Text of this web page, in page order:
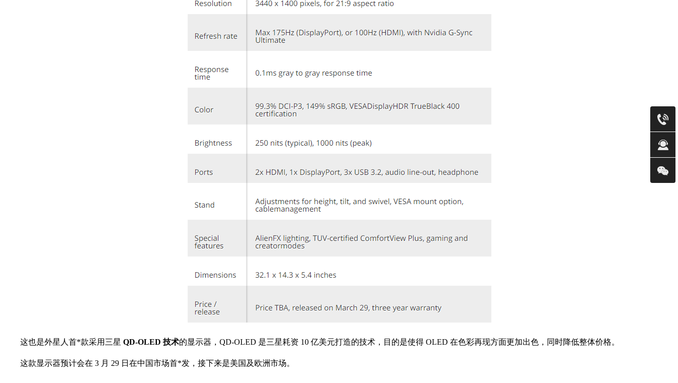
这也是外星人首*款采用三星 QD-OLED 技术的显示器，QD-OLED 是三星耗资 10 亿美元打造的技术，目的是使得 OLED 在色彩再现方面更加出色，同时降低整体价格。
这款显示器预计会在 3 月 29 日在中国市场首*发，接下来是美国及欧洲市场。